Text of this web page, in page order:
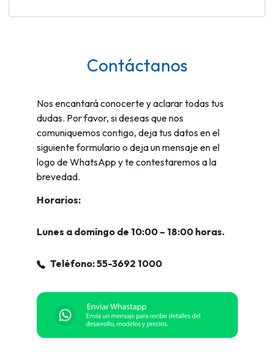
Contáctanos
Nos encantará conocerte y aclarar todas tus
dudas. Por favor, si deseas que nos
comuniquemos contigo, deja tus datos en el
siguiente formulario o deja un mensaje en el
logo de WhatsApp y te contestaremos a la
brevedad.
Horarios:
Lunes a domingo de 10:00 – 18:00 horas.
Teléfono: 55-3692 1000